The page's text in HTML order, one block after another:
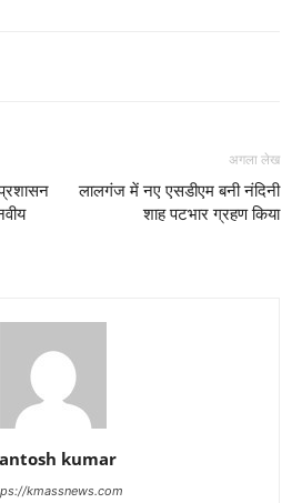
अगला लेख
लालगंज में नए एसडीएम बनी नंदिनी
शाह पटभार ग्रहण किया
kumar
kmassnews.com